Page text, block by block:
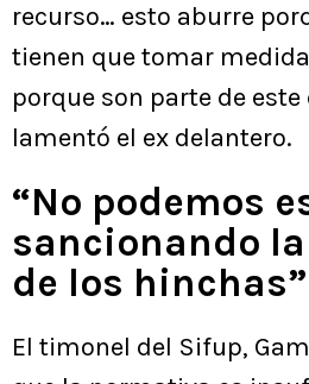
recurso… esto aburre
tienen que tomar
porque son parte de
lamentó el ex delantero.
“No podemos
sancionando
de los hinchas”
El timonel del Sifup,